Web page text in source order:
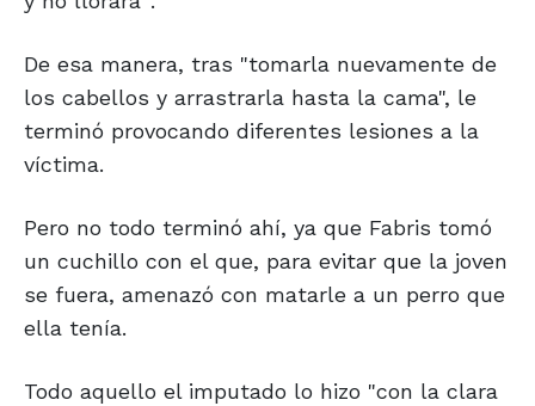
De esa manera, tras "tomarla nuevamente de
los cabellos y arrastrarla hasta la cama", le
terminó provocando diferentes lesiones a la
víctima.
Pero no todo terminó ahí, ya que Fabris tomó
un cuchillo con el que, para evitar que la joven
se fuera, amenazó con matarle a un perro que
ella tenía.
Todo aquello el imputado lo hizo "con la clara